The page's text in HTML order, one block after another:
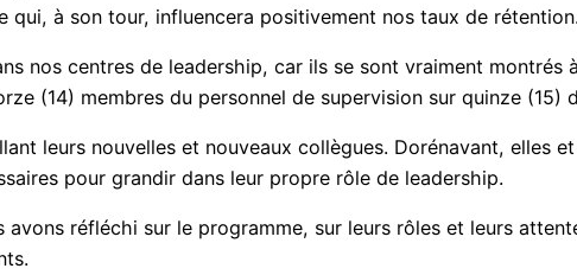
qui, à son tour, influencera positivement nos taux de rétention.
nos centres de leadership, car ils se sont vraiment montrés
(14) membres du personnel de supervision sur quinze (15)
leurs nouvelles et nouveaux collègues. Dorénavant, elles
pour grandir dans leur propre rôle de leadership.
avons réfléchi sur le programme, sur leurs rôles et leurs